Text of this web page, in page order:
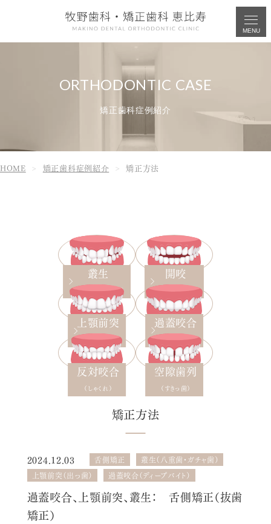
MENU
矯正歯科症例紹介
HOME 矯正歯科症例紹介 矯正方法
叢生
（八重歯・ガチャ歯）
開咬
（オープンバイト）
上顎前突
（出っ歯）
過蓋咬合
（ディープバイト）
反対咬合
（しゃくれ）
空隙歯列
（すきっ歯）
矯正方法
2024.12.03 舌側矯正
叢生（八重歯・ガチャ歯）
上顎前突（出っ歯）
過蓋咬合（ディープバイト）
過蓋咬合、上顎前突、叢生： 舌側矯正（抜歯
矯正）